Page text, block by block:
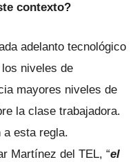
contexto?
adelanto tecnológico
niveles de
mayores niveles de
la clase trabajadora.
a esta regla.
Martínez del TEL, “el